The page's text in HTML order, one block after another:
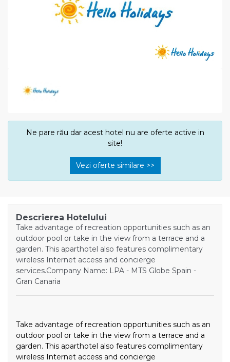
Ne pare rău dar acest hotel nu are oferte active in
site!
Vezi oferte similare >>
Descrierea Hotelului
Take advantage of recreation opportunities such as an
outdoor pool or take in the view from a terrace and a
garden. This aparthotel also features complimentary
wireless Internet access and concierge
services.Company Name: LPA - MTS Globe Spain -
Gran Canaria
Take advantage of recreation opportunities such as an
outdoor pool or take in the view from a terrace and a
garden. This aparthotel also features complimentary
wireless Internet access and concierge